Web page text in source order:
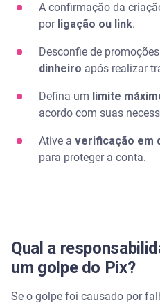
A confirmação da
por ligação ou link.
Desconfie de
dinheiro após realizar
Defina um limite
acordo com suas
Ative a verificação em
para proteger a conta.
Qual a
um golpe do Pix?
Se o golpe foi causado por